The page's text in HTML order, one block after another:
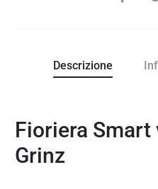
Descrizione
Fioriera
Grinz